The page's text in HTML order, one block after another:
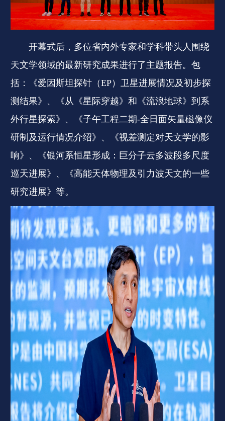
开幕式后，多位省内外专家和学科带头人围绕
天文学领域的最新研究成果进行了主题报告。包
括：《爱因斯坦探针（EP）卫星进展情况及初步探
测结果》、《从《星际穿越》和《流浪地球》到系
外行星探索》、《子午工程二期-全日面矢量磁像仪
研制及运行情况介绍》、《视差测定对天文学的影
响》、《银河系恒星形成：巨分子云多波段多尺度
巡天进展》、《高能天体物理及引力波天文的一些
研究进展》等。